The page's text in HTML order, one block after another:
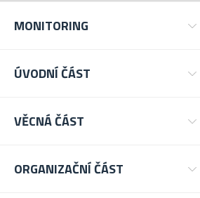
MONITORING
ÚVODNÍ ČÁST
VĚCNÁ ČÁST
ORGANIZAČNÍ ČÁST